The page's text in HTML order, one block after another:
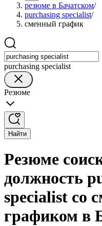
резюме в Бачатском/
purchasing specialist/
сменный график
purchasing specialist
Резюме
Найти
Резюме
должность
specialist со
графиком в